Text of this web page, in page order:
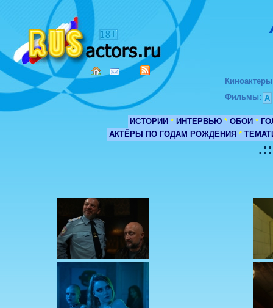
Киноактеры
Фильмы: А
ИСТОРИИ * ИНТЕРВЬЮ * ОБОИ *
АКТЁРЫ ПО ГОДАМ РОЖДЕНИЯ *